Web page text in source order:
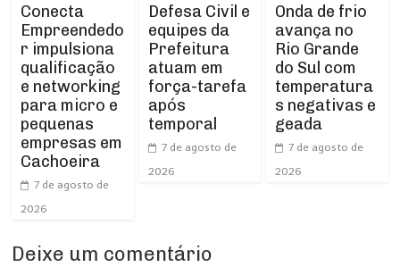
Conecta
Empreendedo
r impulsiona
qualificação
e networking
para micro e
pequenas
empresas em
Cachoeira
7 de agosto de
2026
Defesa Civil e
equipes da
Prefeitura
atuam em
força-tarefa
após
temporal
7 de agosto de
2026
Onda de frio
avança no
Rio Grande
do Sul com
temperatura
s negativas e
geada
7 de agosto de
2026
Deixe um comentário